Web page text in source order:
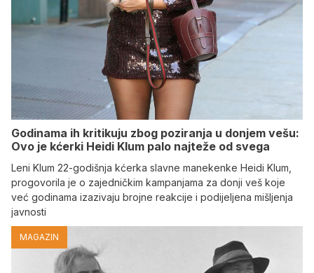
Godinama ih kritikuju zbog poziranja u donjem vešu:
Ovo je kćerki Heidi Klum palo najteže od svega
Leni Klum 22-godišnja kćerka slavne manekenke Heidi Klum,
progovorila je o zajedničkim kampanjama za donji veš koje
već godinama izazivaju brojne reakcije i podijeljena mišljenja
javnosti
MAGAZIN